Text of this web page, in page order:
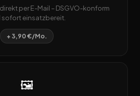
per E-Mail – DSGVO-konform
sofort einsatzbereit.
+ 3,90 €/Mo.
🖼️